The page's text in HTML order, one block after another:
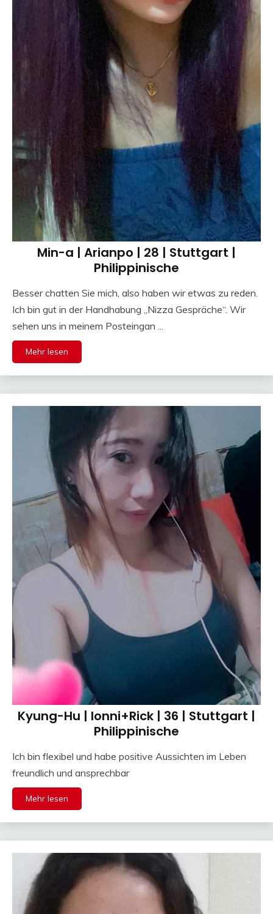
Min-a | Arianpo | 28 | Stuttgart |
Philippinische
Besser chatten Sie mich, also haben wir etwas zu reden.
Ich bin gut in der Handhabung „Nizza Gespräche“. Wir
sehen uns in meinem Posteingan ...
Mehr lesen
Kyung-Hu | Ionni+Rick | 36 | Stuttgart |
Philippinische
Ich bin flexibel und habe positive Aussichten im Leben
freundlich und ansprechbar
Mehr lesen